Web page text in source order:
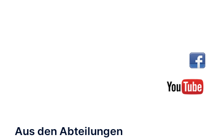
Aus den Abteilungen